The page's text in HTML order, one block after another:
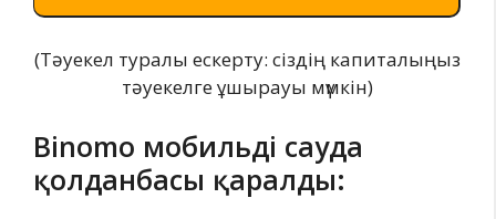
(Тәуекел туралы ескерту: сіздің капиталыңыз
тәуекелге ұшырауы мүмкін)
Binomo мобильді сауда
қолданбасы қаралды: